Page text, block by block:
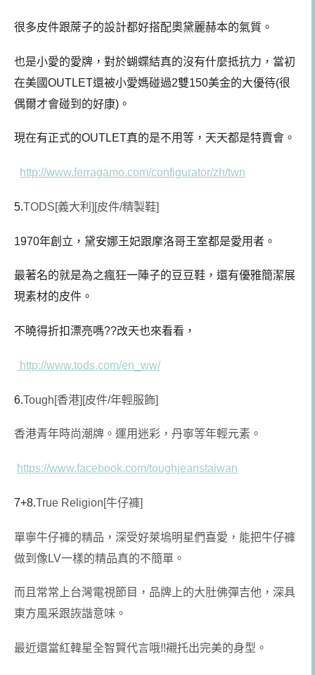
很多皮件跟蓆子的設計都好搭配奧黛麗赫本的氣質。
也是小愛的愛牌，對於蝴蝶結真的沒有什麼抵抗力，當初
在美國OUTLET還被小愛媽碰過2雙150美金的大優待(很
偶爾才會碰到的好康)。
現在有正式的OUTLET真的是不用等，天天都是特賣會。
http://www.ferragamo.com/configurator/zh/twn
5.TODS[義大利][皮件/精製鞋]
1970年創立，黛安娜王妃跟摩洛哥王室都是愛用者。
最著名的就是為之瘋狂一陣子的豆豆鞋，還有優雅簡潔展
現素材的皮件。
不曉得折扣漂亮嗎??改天也來看看，
http://www.tods.com/en_ww/
6.Tough[香港][皮件/年輕服飾]
香港青年時尚潮牌。運用迷彩，丹寧等年輕元素。
https://www.facebook.com/toughjeanstaiwan
7+8.True Religion[牛仔褲]
單寧牛仔褲的精品，深受好萊塢明星們喜愛，能把牛仔褲
做到像LV一樣的精品真的不簡單。
而且常常上台灣電視節目，品牌上的大肚佛彈吉他，深具
東方風采跟詼諧意味。
最近還當紅韓星全智賢代言哦!!襯托出完美的身型。